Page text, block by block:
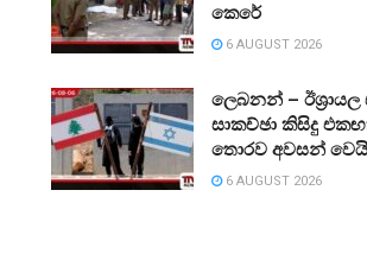
කෙරේ
6 AUGUST 2026
ලෙබනන් –
සාකච්ඡා කිසිදු
තොරව අවසන් වෙයි
6 AUGUST 2026